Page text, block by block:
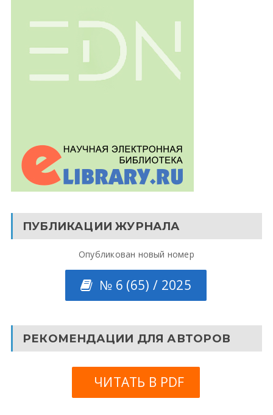
ПУБЛИКАЦИИ ЖУРНАЛА
Опубликован новый номер
№ 6 (65) / 2025
РЕКОМЕНДАЦИИ ДЛЯ АВТОРОВ
ЧИТАТЬ В PDF